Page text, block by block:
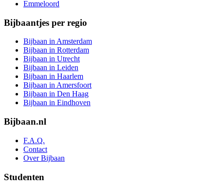
Emmeloord
Bijbaantjes per regio
Bijbaan in Amsterdam
Bijbaan in Rotterdam
Bijbaan in Utrecht
Bijbaan in Leiden
Bijbaan in Haarlem
Bijbaan in Amersfoort
Bijbaan in Den Haag
Bijbaan in Eindhoven
Bijbaan.nl
F.A.Q.
Contact
Over Bijbaan
Studenten